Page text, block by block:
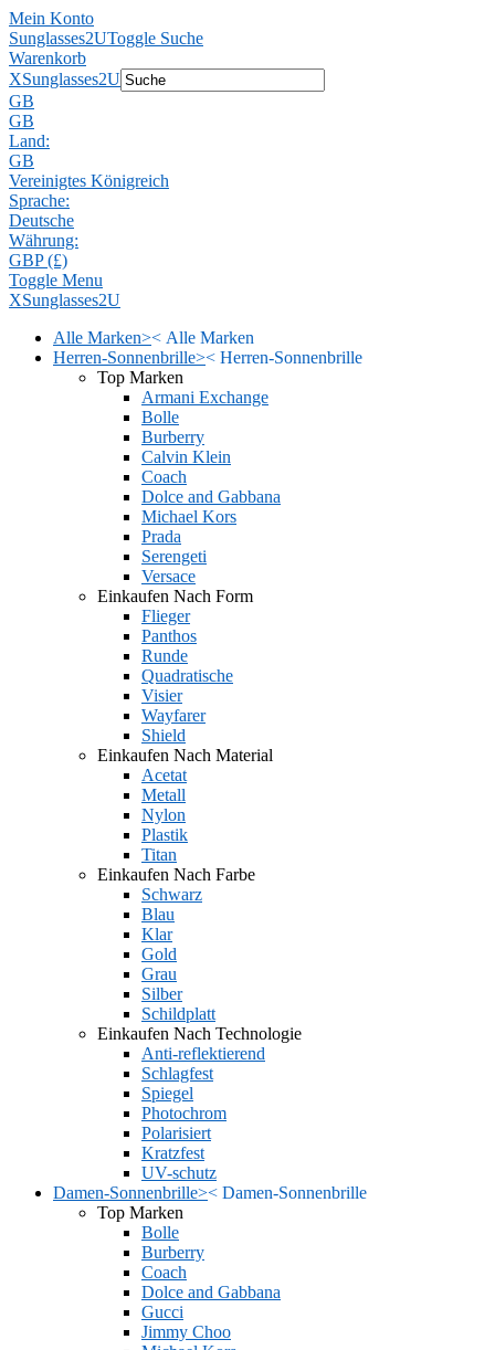
Mein Konto
Sunglasses2UToggle Suche
Warenkorb
XSunglasses2U
GB
GB
Land:
GB
Vereinigtes Königreich
Sprache:
Deutsche
Währung:
GBP (£)
Toggle Menu
XSunglasses2U
Alle Marken>< Alle Marken
Herren-Sonnenbrille>< Herren-Sonnenbrille
Top Marken
Armani Exchange
Bolle
Burberry
Calvin Klein
Coach
Dolce and Gabbana
Michael Kors
Prada
Serengeti
Versace
Einkaufen Nach Form
Flieger
Panthos
Runde
Quadratische
Visier
Wayfarer
Shield
Einkaufen Nach Material
Acetat
Metall
Nylon
Plastik
Titan
Einkaufen Nach Farbe
Schwarz
Blau
Klar
Gold
Grau
Silber
Schildplatt
Einkaufen Nach Technologie
Anti-reflektierend
Schlagfest
Spiegel
Photochrom
Polarisiert
Kratzfest
UV-schutz
Damen-Sonnenbrille>< Damen-Sonnenbrille
Top Marken
Bolle
Burberry
Coach
Dolce and Gabbana
Gucci
Jimmy Choo